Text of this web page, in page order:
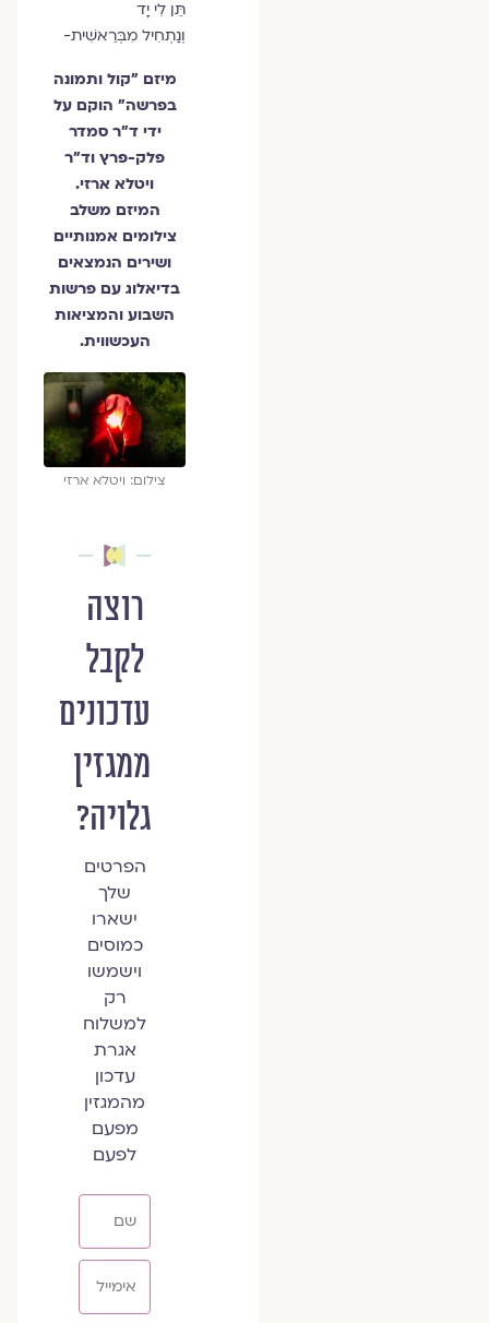
תֵּן לִי יָד
וְנַתְחִיל מִבְּרֵאשִׁית-
מיזם "קול ותמונה
בפרשה" הוקם על
ידי ד"ר סמדר
פלק-פרץ וד"ר
ויטלא ארזי.
המיזם משלב
צילומים אמנותיים
ושירים הנמצאים
בדיאלוג עם פרשות
השבוע והמציאות
העכשווית.
צילום: ויטלא ארזי
רוצה
לקבל
עדכונים
ממגזין
גלויה?
הפרטים
שלך
ישארו
כמוסים
וישמשו
רק
למשלוח
אגרת
עדכון
מהמגזין
מפעם
לפעם